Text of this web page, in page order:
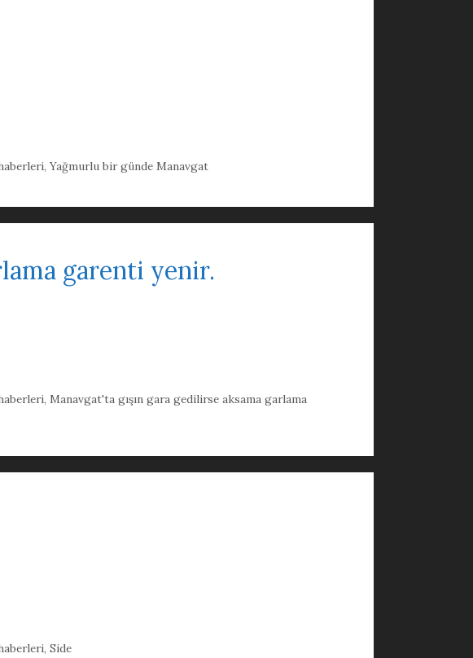
,Yağmurlu bir günde Manavgat
garenti yenir.
,Manavgat'ta gışın gara gedilirse aksama garlama
,Side